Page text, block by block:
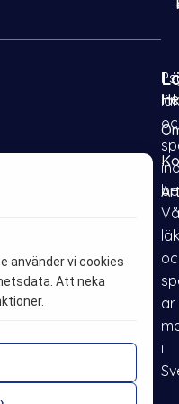
är
i
använder vi cookies
Att neka